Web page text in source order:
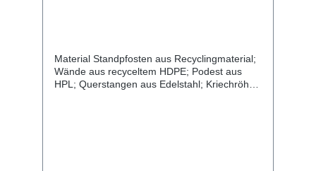
Material Standpfosten aus Recyclingmaterial;
Wände aus recyceltem HDPE; Podest aus
HPL; Querstangen aus Edelstahl; Kriechröhre